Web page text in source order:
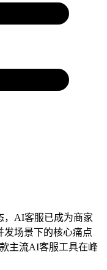
，AI客服已成为商家
发场景下的核心痛点
主流AI客服工具在峰